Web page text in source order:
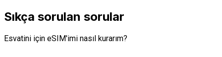
Sıkça sorulan sorular
Esvatini için eSIM'imi nasıl kurarım?